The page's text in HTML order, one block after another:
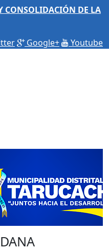
CONSOLIDACIÓN DE LA
Google+ Youtube